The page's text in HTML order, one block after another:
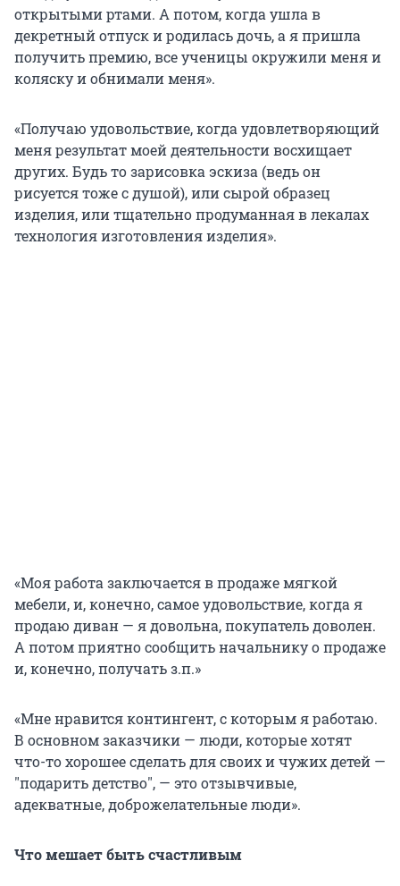
открытыми ртами. А потом, когда ушла в
декретный отпуск и родилась дочь, а я пришла
получить премию, все ученицы окружили меня и
коляску и обнимали меня».
«Получаю удовольствие, когда удовлетворяющий
меня результат моей деятельности восхищает
других. Будь то зарисовка эскиза (ведь он
рисуется тоже с душой), или сырой образец
изделия, или тщательно продуманная в лекалах
технология изготовления изделия».
«Моя работа заключается в продаже мягкой
мебели, и, конечно, самое удовольствие, когда я
продаю диван — я довольна, покупатель доволен.
А потом приятно сообщить начальнику о продаже
и, конечно, получать з.п.»
«Мне нравится контингент, с которым я работаю.
В основном заказчики — люди, которые хотят
что-то хорошее сделать для своих и чужих детей —
"подарить детство", — это отзывчивые,
адекватные, доброжелательные люди».
Что мешает быть счастливым